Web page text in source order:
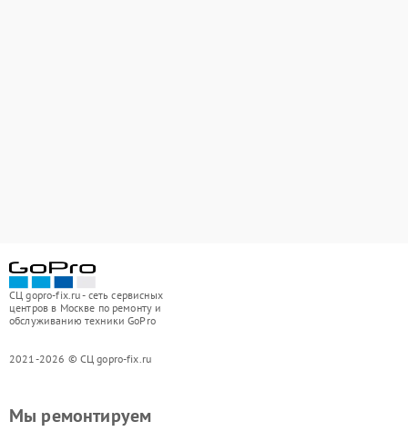
СЦ gopro-fix.ru - сеть сервисных
центров в Москве по ремонту и
обслуживанию техники GoPro
2021-2026 © СЦ gopro-fix.ru
Мы ремонтируем